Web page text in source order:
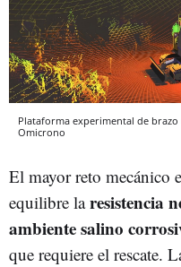
Plataforma experimental de
Omicrono
El mayor reto mecánico
equilibre laresistencia
ambiente salino
que requiere el rescate.